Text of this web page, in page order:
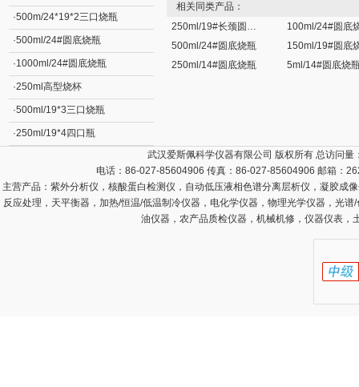
·500m/24*19*2三口烧瓶
·500ml/24#圆底烧瓶
·1000ml/24#圆底烧瓶
·250ml高型烧杯
·500ml/19*3三口烧瓶
·250ml/19*4四口瓶
相关同类产品：
250ml/19#长颈圆底烧瓶
100ml/24#圆底
500ml/24#圆底烧瓶
150ml/19#圆底
250ml/14#圆底烧瓶
5ml/14#圆底烧
武汉爱斯佩科学仪器有限公司 版权所有 总访问量
电话：86-027-85604906 传真：86-027-85604906 邮箱：
主营产品： 紫外分析仪，核酸蛋白检测仪，自动低压液相色谱分离层析仪，凝胶成
反应处理，天平衡器，加热/恒温/低温制冷仪器，电化学仪器，物理光学仪器，光
油仪器，农产品质检仪器，机械机修，仪器仪表，